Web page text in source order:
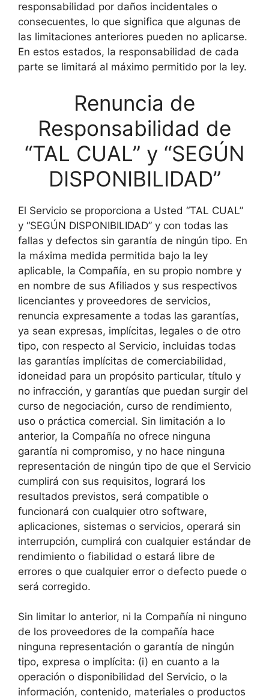
responsabilidad por daños incidentales o
consecuentes, lo que significa que algunas de
las limitaciones anteriores pueden no aplicarse.
En estos estados, la responsabilidad de cada
parte se limitará al máximo permitido por la ley.
Renuncia de
Responsabilidad de
“TAL CUAL” y “SEGÚN
DISPONIBILIDAD”
El Servicio se proporciona a Usted “TAL CUAL”
y “SEGÚN DISPONIBILIDAD” y con todas las
fallas y defectos sin garantía de ningún tipo. En
la máxima medida permitida bajo la ley
aplicable, la Compañía, en su propio nombre y
en nombre de sus Afiliados y sus respectivos
licenciantes y proveedores de servicios,
renuncia expresamente a todas las garantías,
ya sean expresas, implícitas, legales o de otro
tipo, con respecto al Servicio, incluidas todas
las garantías implícitas de comerciabilidad,
idoneidad para un propósito particular, título y
no infracción, y garantías que puedan surgir del
curso de negociación, curso de rendimiento,
uso o práctica comercial. Sin limitación a lo
anterior, la Compañía no ofrece ninguna
garantía ni compromiso, y no hace ninguna
representación de ningún tipo de que el Servicio
cumplirá con sus requisitos, logrará los
resultados previstos, será compatible o
funcionará con cualquier otro software,
aplicaciones, sistemas o servicios, operará sin
interrupción, cumplirá con cualquier estándar de
rendimiento o fiabilidad o estará libre de
errores o que cualquier error o defecto puede o
será corregido.
Sin limitar lo anterior, ni la Compañía ni ninguno
de los proveedores de la compañía hace
ninguna representación o garantía de ningún
tipo, expresa o implícita: (i) en cuanto a la
operación o disponibilidad del Servicio, o la
información, contenido, materiales o productos